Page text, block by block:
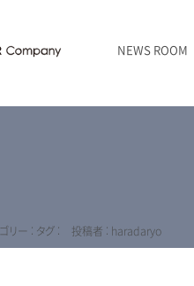
NEWS ROOM
ン顕微鏡
リー : タグ : 投稿者 : haradaryo